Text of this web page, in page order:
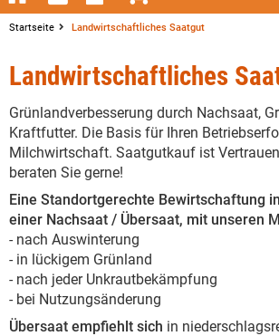
Startseite Landwirtschaftliches Saatgut
Landwirtschaftliches
Grünlandverbesserung durch Nachsaat,
Kraftfutter. Die Basis für Ihren
Milchwirtschaft. Saatgutkauf ist
beraten Sie gerne!
Eine Standortgerechte Bewirtschaftung
einer Nachsaat / Übersaat, mit unseren
- nach Auswinterung
- in lückigem Grünland
- nach jeder Unkrautbekämpfung
- bei Nutzungsänderung
Übersaat empfiehlt sich in